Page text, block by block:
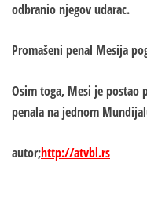
odbranio njegov udarac.
Promašeni penal Mesija
Osim toga, Mesi je
penala na jednom
autor;http://atvbl.rs